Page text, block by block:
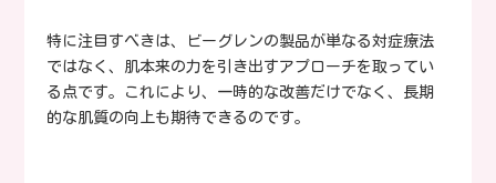
特に注目すべきは、ビーグレンの製品が単なる対症療法
ではなく、肌本来の力を引き出すアプローチを取ってい
る点です。これにより、一時的な改善だけでなく、長期
的な肌質の向上も期待できるのです。